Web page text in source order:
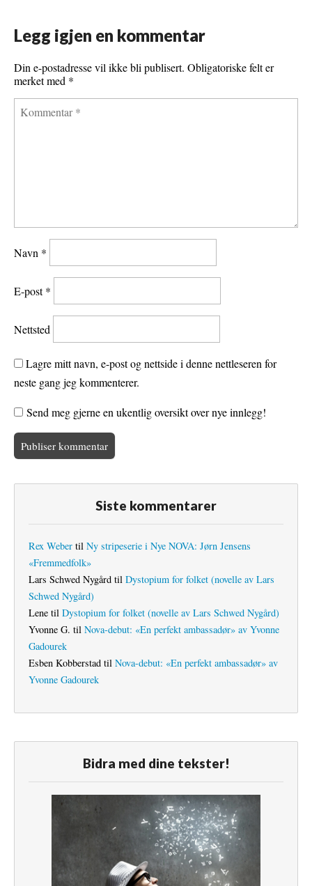
k
s
t
Legg igjen en kommentar
Din e-postadresse vil ikke bli publisert. Obligatoriske felt er
merket med *
Navn *
E-post*
Nettsted
Lagre mitt navn, e-post og nettside i denne nettleseren for
neste gang jeg kommenterer.
Send meg gjerne en ukentlig oversikt over nye innlegg!
Siste kommentarer
Rex Weber til Ny stripeserie i Nye NOVA: Jørn Jensens
«Fremmedfolk»
Lars Schwed Nygård til Dystopium for folket (novelle av Lars
Schwed Nygård)
Lene til Dystopium for folket (novelle av Lars Schwed Nygård)
Yvonne G. til Nova-debut: «En perfekt ambassadør» av Yvonne
Gadourek
Esben Kobberstad til Nova-debut: «En perfekt ambassadør» av
Yvonne Gadourek
Bidra med dine tekster!